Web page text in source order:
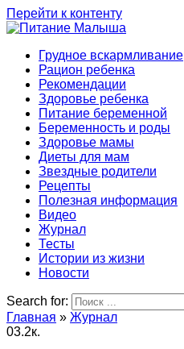
Перейти к контенту
Грудное вскармливание
Рацион ребенка
Рекомендации
Здоровье ребенка
Питание беременной
Беременность и роды
Здоровье мамы
Диеты для мам
Звездные родители
Рецепты
Полезная информация
Видео
Журнал
Тесты
Истории из жизни
Новости
Search for:
Главная » Журнал
03.2к.